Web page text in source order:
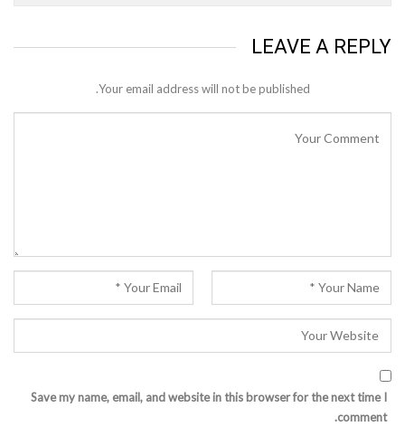
LEAVE A REPLY
Your email address will not be published.
Save my name, email, and website in this browser for the next time I
comment.